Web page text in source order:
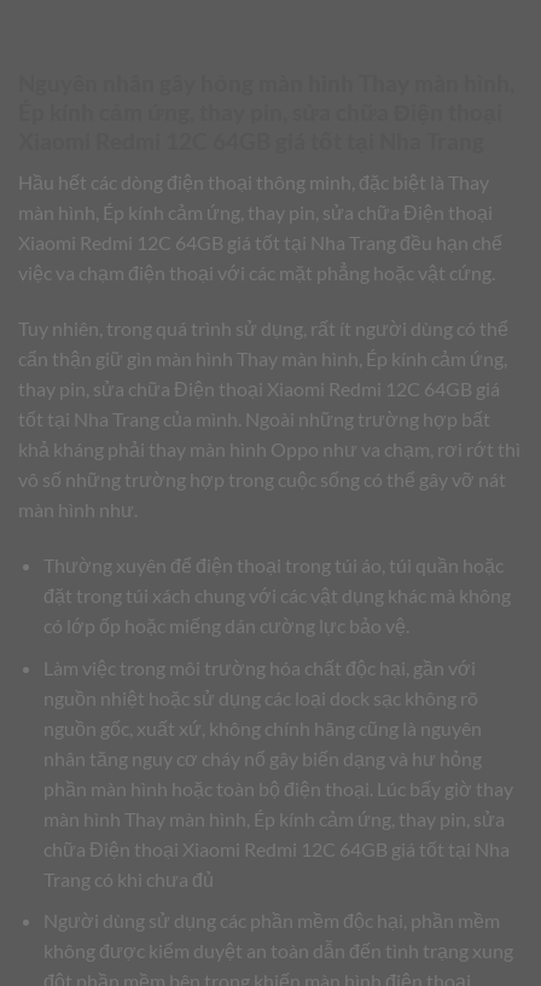
Hầu hết các dòng điện thoại thông minh, đặc biệt là Thay
màn hình, Ép kính cảm ứng, thay pin, sửa chữa Điện thoại
Xiaomi Redmi 12C 64GB giá tốt tại Nha Trang đều hạn chế
việc va chạm điện thoại với các mặt phẳng hoặc vật cứng.
Tuy nhiên, trong quá trình sử dụng, rất ít người dùng có thể
cẩn thận giữ gìn màn hình Thay màn hình, Ép kính cảm ứng,
thay pin, sửa chữa Điện thoại Xiaomi Redmi 12C 64GB giá
tốt tại Nha Trang của mình. Ngoài những trường hợp bất
khả kháng phải thay màn hình Oppo như va chạm, rơi rớt thì
vô số những trường hợp trong cuộc sống có thể gây vỡ nát
màn hình như.
Thường xuyên để điện thoại trong túi áo, túi quần hoặc
đặt trong túi xách chung với các vật dụng khác mà không
có lớp ốp hoặc miếng dán cường lực bảo vệ.
Làm việc trong môi trường hóa chất độc hại, gần với
nguồn nhiệt hoặc sử dụng các loại dock sạc không rõ
nguồn gốc, xuất xứ, không chính hãng cũng là nguyên
nhân tăng nguy cơ cháy nổ gây biến dạng và hư hỏng
phần màn hình hoặc toàn bộ điện thoại. Lúc bấy giờ thay
màn hình Thay màn hình, Ép kính cảm ứng, thay pin, sửa
chữa Điện thoại Xiaomi Redmi 12C 64GB giá tốt tại Nha
Trang có khi chưa đủ
Người dùng sử dụng các phần mềm độc hại, phần mềm
không được kiểm duyệt an toàn dẫn đến tình trạng xung
đột phần mềm bên trong khiến màn hình điện thoại